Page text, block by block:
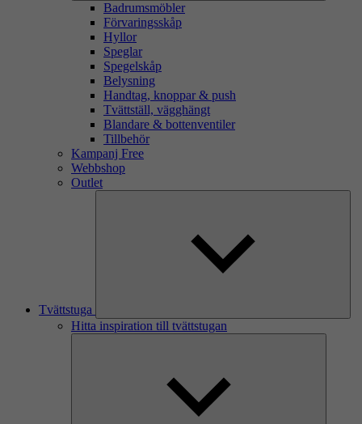
Badrumsmöbler
Förvaringsskåp
Hyllor
Speglar
Spegelskåp
Belysning
Handtag, knoppar & push
Tvättställ, vägghängt
Blandare & bottenventiler
Tillbehör
Kampanj Free
Webbshop
Outlet
Tvättstuga
Hitta inspiration till tvättstugan